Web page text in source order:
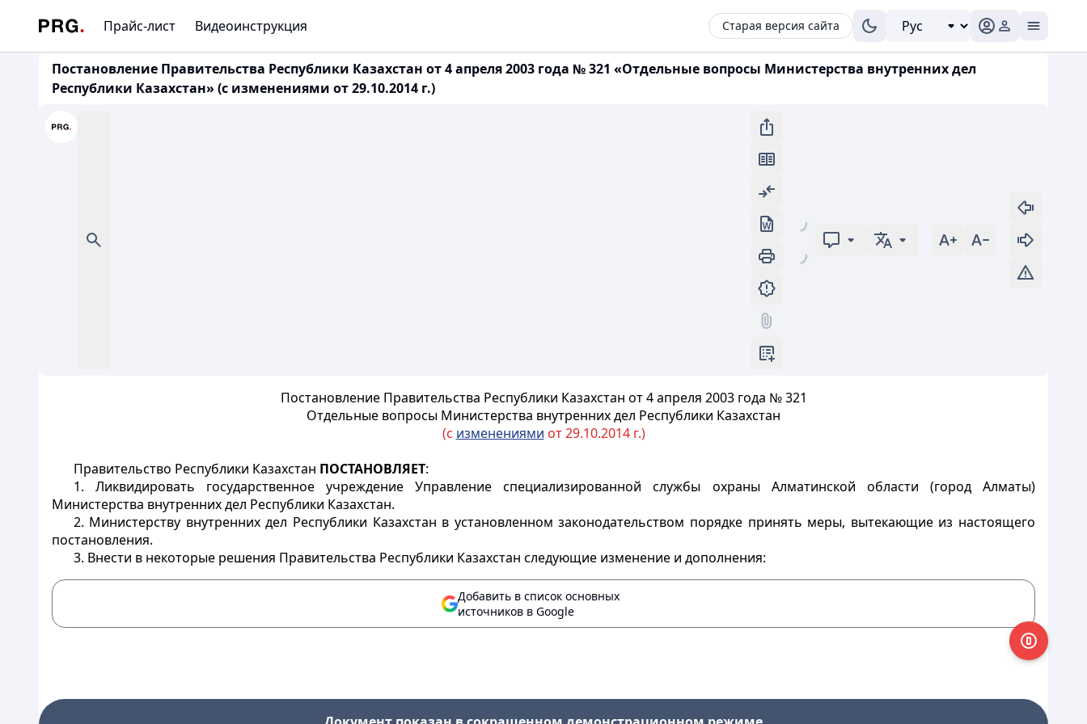
Прайс-лист Видеоинструкция Старая версия сайта
Постановление Правительства Республики Казахстан от 4 апреля 2003 года № 321 «Отдельные вопросы Министерства внутренних дел
Республики Казахстан» (с изменениями от 29.10.2014 г.)
Постановление Правительства Республики Казахстан от 4 апреля 2003 года № 321
Отдельные вопросы Министерства внутренних дел Республики Казахстан
(с изменениями от 29.10.2014 г.)
Правительство Республики Казахстан ПОСТАНОВЛЯЕТ:
1. Ликвидировать государственное учреждение Управление специализированной службы охраны Алматинской области (город Алматы)
Министерства внутренних дел Республики Казахстан.
2. Министерству внутренних дел Республики Казахстан в установленном законодательством порядке принять меры, вытекающие из настоящего
постановления.
3. Внести в некоторые решения Правительства Республики Казахстан следующие изменение и дополнения:
Добавить в список основных
источников в Google